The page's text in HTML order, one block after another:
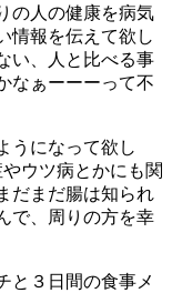
の人の健康を病気
情報を伝えて欲し
い、人と比べる事
なぁーーーって不
うになって欲し
ウツ病とかにも関
だまだ腸は知られ
で、周りの方を幸
と３日間の食事メ